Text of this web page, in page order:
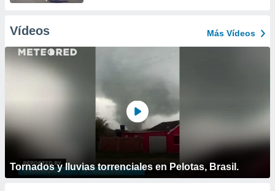
Vídeos Más Vídeos
Tornados y lluvias torrenciales en Pelotas, Brasil.